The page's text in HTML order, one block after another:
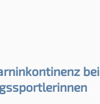
bei